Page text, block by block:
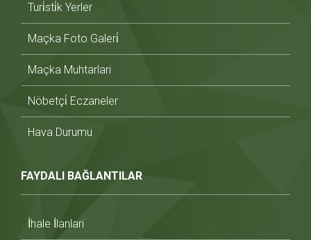
Turi̇sti̇k Yerler
Maçka Foto Galeri̇
Maçka Muhtarlari
Nöbetçi̇ Eczaneler
Hava Durumu
FAYDALI BAĞLANTILAR
İhale İlanlari